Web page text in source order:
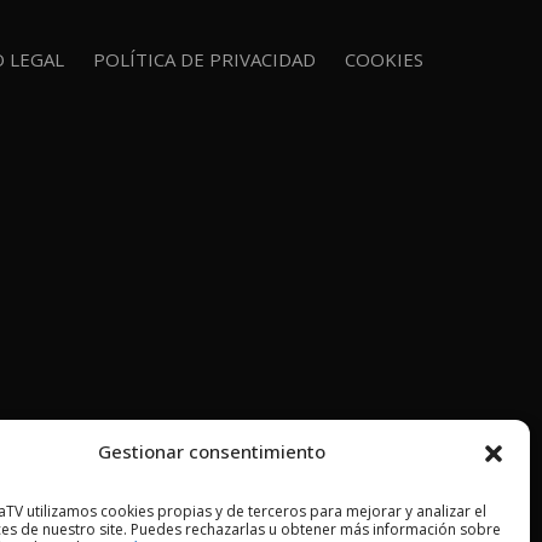
Gestionar consentimiento
utilizamos cookies propias y de terceros para mejorar y analizar el
de nuestro site. Puedes rechazarlas u obtener más información sobre
LEGAL POLÍTICA DE PRIVACIDAD COOKIES